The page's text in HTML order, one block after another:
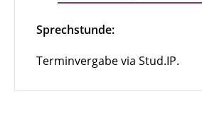
Sprechstunde:
Terminvergabe via Stud.IP.